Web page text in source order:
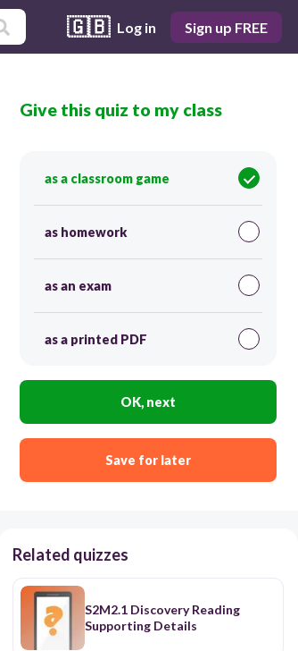
🇬🇧 Log in Sign up FREE
Score 0
30
Sí, tengo alergias a las nueces 🥜.
No, no tienes alergias.
Give this quiz to my class
as a classroom game
as homework
as an exam
as a printed PDF
OK, next
Save for later
Related quizzes
S2M2.1 Discovery Reading
Supporting Details